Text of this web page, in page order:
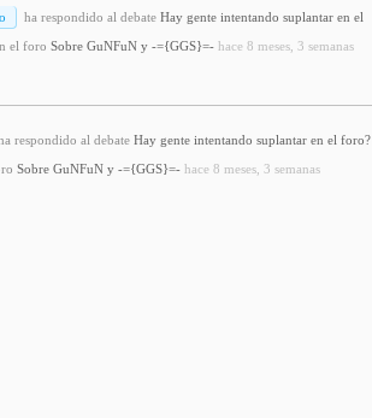
ha respondido al debate Hay gente intentando suplantar en el
el foro Sobre GuNFuN y -={GGS}=- hace 8 meses, 3 semanas
respondido al debate Hay gente intentando suplantar en el foro?
Sobre GuNFuN y -={GGS}=- hace 8 meses, 3 semanas